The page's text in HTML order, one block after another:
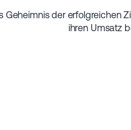
Geheimnis der erfolgreichen
ihren Umsatz